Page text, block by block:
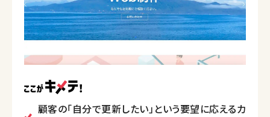
顧客の「自分で更新したい」という要望に応えるカ